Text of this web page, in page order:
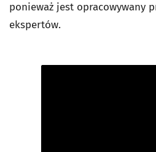
ponieważ jest opracowywany
ekspertów.